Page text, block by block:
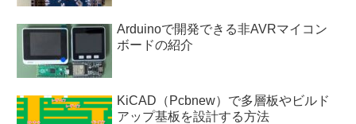
Arduinoで開発できる非AVRマイコン
ボードの紹介
KiCAD（Pcbnew）で多層板やビルド
アップ基板を設計する方法